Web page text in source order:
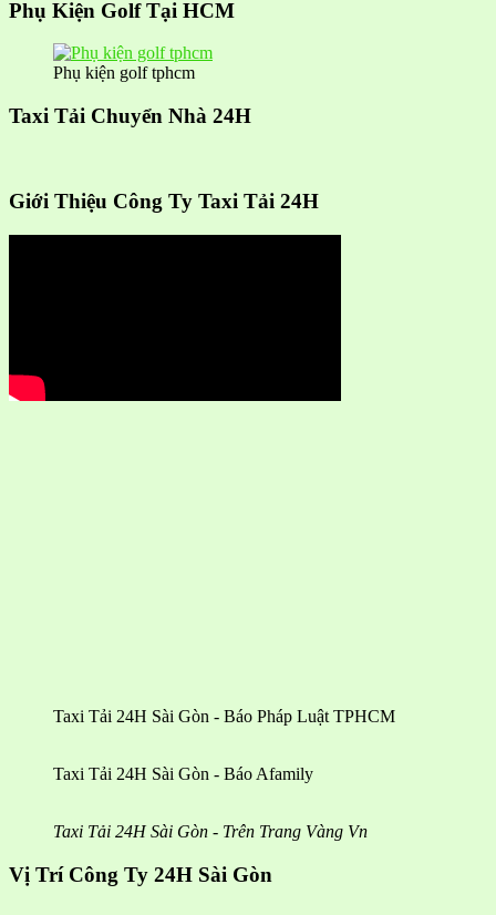
Phụ Kiện Golf Tại HCM
Phụ kiện golf tphcm
Taxi Tải Chuyển Nhà 24H
Giới Thiệu Công Ty Taxi Tải 24H
Taxi Tải 24H Sài Gòn - Báo Pháp Luật TPHCM
Taxi Tải 24H Sài Gòn - Báo Afamily
Taxi Tải 24H Sài Gòn - Trên Trang Vàng Vn
Vị Trí Công Ty 24H Sài Gòn